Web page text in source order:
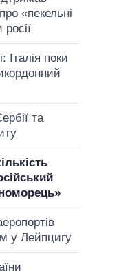
«пекельні
росії
Італія поки
та
у Лейпцигу